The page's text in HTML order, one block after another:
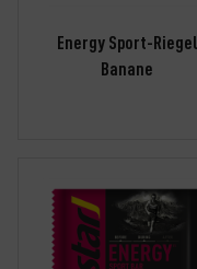
Energy Sport-Riegel
Banane